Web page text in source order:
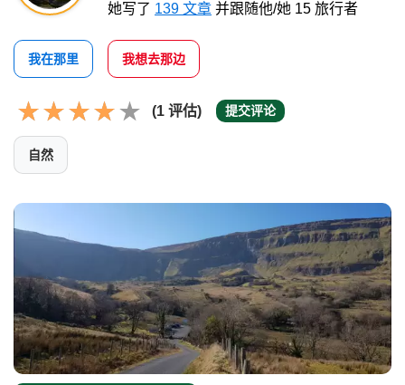
她写了 139 文章 并跟随他/她 15 旅行者
我在那里 我想去那边
(1 评估) 提交评论
自然